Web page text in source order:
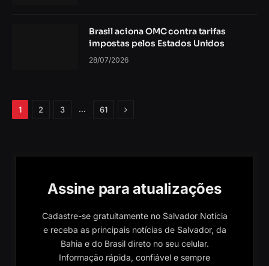
Brasil aciona OMC contra tarifas
impostas pelos Estados Unidos
28/07/2026
1 2 3 … 61 Próximo
Assine para atualizações
Cadastre-se gratuitamente no Salvador Notícia
e receba as principais notícias de Salvador, da
Bahia e do Brasil direto no seu celular.
Informação rápida, confiável e sempre